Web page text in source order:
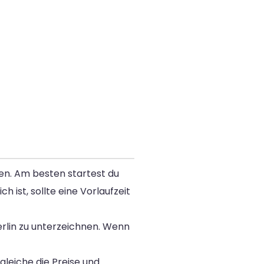
Am besten startest du
ist, sollte eine Vorlaufzeit
zu unterzeichnen. Wenn